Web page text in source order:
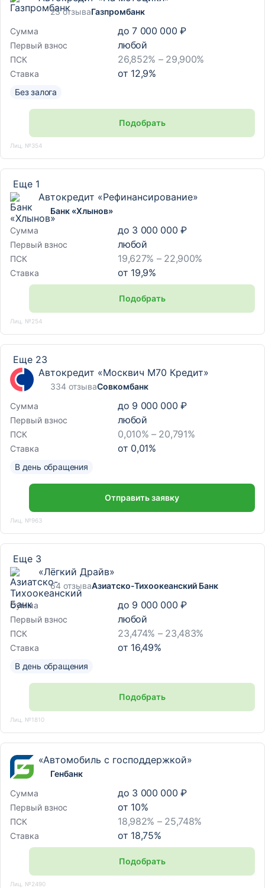
23 отзываГазпромбанк
Сумма
до 7 000 000 ₽
Первый взнос любой
ПСК 26,852% – 29,900%
Ставка от 12,9%
Без залога
Подобрать
Лиц. №354
Еще 1
Автокредит «Рефинансирование»
Банк «Хлынов»
Сумма
до 3 000 000 ₽
Первый взнос любой
ПСК 19,627% – 22,900%
Ставка от 19,9%
Подобрать
Лиц. №254
Еще 23
Автокредит «Москвич М70 Кредит»
334 отзываСовкомбанк
Сумма
до 9 000 000 ₽
Первый взнос любой
ПСК 0,010% – 20,791%
Ставка от 0,01%
В день обращения
Отправить заявку
Лиц. №963
Еще 3
«Лёгкий Драйв»
64 отзываАзиатско-Тихоокеанский Банк
Сумма
до 9 000 000 ₽
Первый взнос любой
ПСК 23,474% – 23,483%
Ставка от 16,49%
В день обращения
Подобрать
Лиц. №1810
«Автомобиль с господдержкой»
Генбанк
Сумма
до 3 000 000 ₽
Первый взнос от 10%
ПСК 18,982% – 25,748%
Ставка от 18,75%
Подобрать
Лиц. №2490